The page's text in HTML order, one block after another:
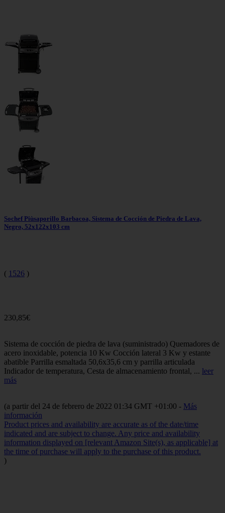
Sochef Piùsaporillo Barbacoa, Sistema de Cocción de Piedra de Lava,
Negro, 52x122x103 cm
( 1526 )
230,85€
Sistema de cocción de piedra de lava (suministrado) Quemadores de
acero inoxidable, potencia 10 Kw Cocción lateral 3 Kw y estante
abatible Parrilla esmaltada 50,6x35,6 cm y parrilla articulada
Indicador de temperatura, Cesta de almacenamiento frontal, ... leer
más
(a partir del 24 de febrero de 2022 01:34 GMT +01:00 - Más
información
Product prices and availability are accurate as of the date/time
indicated and are subject to change. Any price and availability
information displayed on [relevant Amazon Site(s), as applicable] at
the time of purchase will apply to the purchase of this product.
)